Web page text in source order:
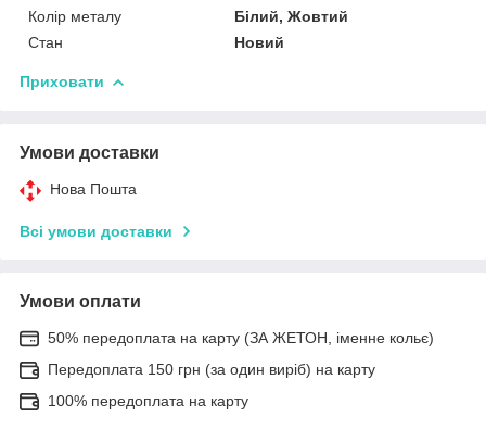
Колір металу
Білий, Жовтий
Стан
Новий
Приховати
Умови доставки
Нова Пошта
Всі умови доставки
Умови оплати
50% передоплата на карту (ЗА ЖЕТОН, іменне кольє)
Передоплата 150 грн (за один виріб) на карту
100% передоплата на карту